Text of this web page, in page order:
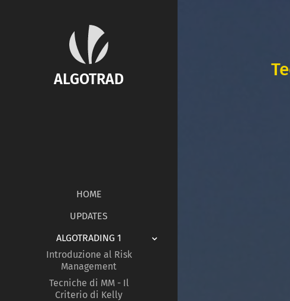
ALGOTRAD
HOME
UPDATES
ALGOTRADING 1
Introduzione al Risk
Management
Tecniche di MM - Il
Criterio di Kelly